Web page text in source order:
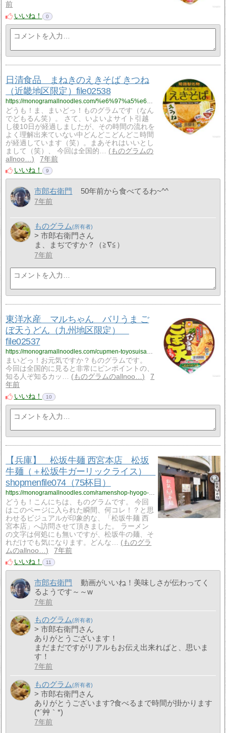
前
いいね！
0
日清食品 まねきのえきそば きつね
（近畿地区限定）file02538
https://monogramallnoodles.com/%e6%97%a5%e6%b8%85%e9%a3%9f%e5%93%81%e3%80%80%e3%81%be%e3%81%ad%e3%81%8d%e3%81%ae%e3%81%88%e3%81%8d%e3%81%9d%e3%81%b0-%e3%81%8d%e3%81%a4%e3%81%ad%ef%bc%88%e8%bf%91%e7%95%bf%e5%9c%b0%e5%8c%ba%e9%99%90/
どうも！ま、まいどっ！ものグラムです（なん
でどもるん笑）。 さて、いよいよサイト引越
し後10日が経過しましたが、その時間の流れを
よく理解出来ていない中どんどこどんどこ時間
が経過しています（笑）。まあそれはいいとし
まして（笑）、 今回は全国的…
ものグラムの
allnoo…
7年前
いいね！
9
市郎右衛門 50年前から食べてるわ~^^
7年前
ものグラム
> 市郎右衛門さん
ま、まぢですか？（≧∇≦）
7年前
東洋水産 マルちゃん バリうま ご
ぼ天うどん（九州地区限定）
file02537
https://monogramallnoodles.com/cupmen-toyosuisan-bariumagobotenudon-02537/
まいどっ！お元気ですか？ものグラムです。
今回は全国的に見ると非常にピンポイントの、
知る人ぞ知るカッ…
ものグラムのallnoo…
7
年前
いいね！
10
【兵庫】 松坂牛麺 西宮本店 松坂
牛麺（＋松坂牛ガーリックライス）
shopmenfile074（75杯目）
https://monogramallnoodles.com/ramenshop-hyogo-matsusakagyumen-074/
どうも！こんにちは、ものグラムです。 今回
はこのページに入られた瞬間、何コレ！？と思
わせるビジュアルが印象的な、「松坂牛麺 西
宮本店」へ訪問させて頂きました。 ラーメン
の文字は何処にも無いですが、松坂牛の麺、そ
れだけでも気になります。どんな…
ものグラ
ムのallnoo…
7年前
いいね！
11
市郎右衛門
動画がいいね！美味しさが伝わってく
るようです～～w
7年前
ものグラム
> 市郎右衛門さん
ありがとうございます！
まだまだですがリアルもお伝え出来ればと、思いま
す！
7年前
ものグラム
> 市郎右衛門さん
ありがとうございます?食べるまで時間が掛かります
(*´艸｀*)
7年前